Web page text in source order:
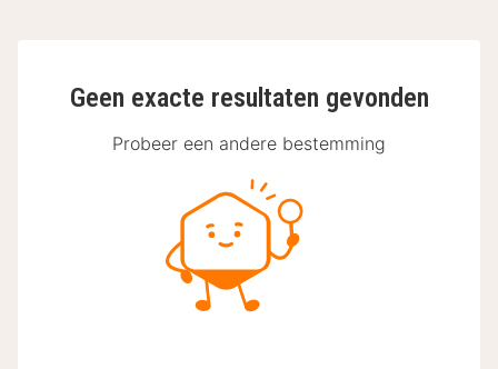
Geen exacte resultaten gevonden
Probeer een andere bestemming